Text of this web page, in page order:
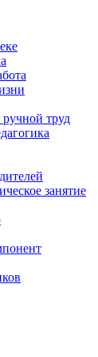
труд
занятие